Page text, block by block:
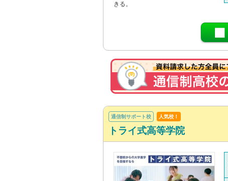
きる。
通信制サポート校 人気校！
トライ式高等学院